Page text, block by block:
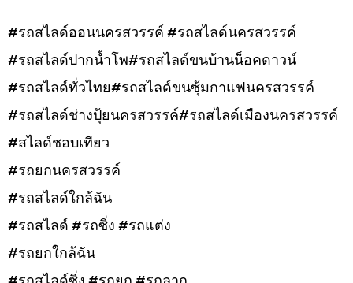
#รถสไลด์ออนนครสวรรค์ #รถสไลด์นครสวรรค์
#รถสไลด์ปากน้ำโพ#รถสไลด์ขนบ้านน็อคดาวน์
#รถสไลด์ทั่วไทย#รถสไลด์ขนซุ้มกาแฟนครสวรรค์
#รถสไลด์ช่างปุ้ยนครสวรรค์#รถสไลด์เมืองนครสวรรค์
#สไลด์ชอบเทียว
#รถยกนครสวรรค์
#รถสไลด์ใกล้ฉัน
#รถสไลด์ #รถซิ่ง #รถแต่ง
#รถยกใกล้ฉัน